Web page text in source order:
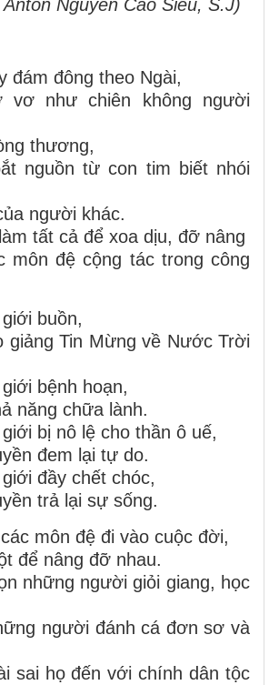
Nguyễn Cao Siêu, S.J)
đám đông theo Ngài,
vơ như chiên không người
thương,
nguồn từ con tim biết nhói
người khác.
tất cả để xoa dịu, đỡ nâng
môn đệ cộng tác trong công
buồn,
giảng Tin Mừng về Nước Trời
bệnh hoạn,
năng chữa lành.
bị nô lệ cho thần ô uế,
đem lại tự do.
đầy chết chóc,
trả lại sự sống.
môn đệ đi vào cuộc đời,
để nâng đỡ nhau.
những người giỏi giang, học
người đánh cá đơn sơ và
sai họ đến với chính dân tộc